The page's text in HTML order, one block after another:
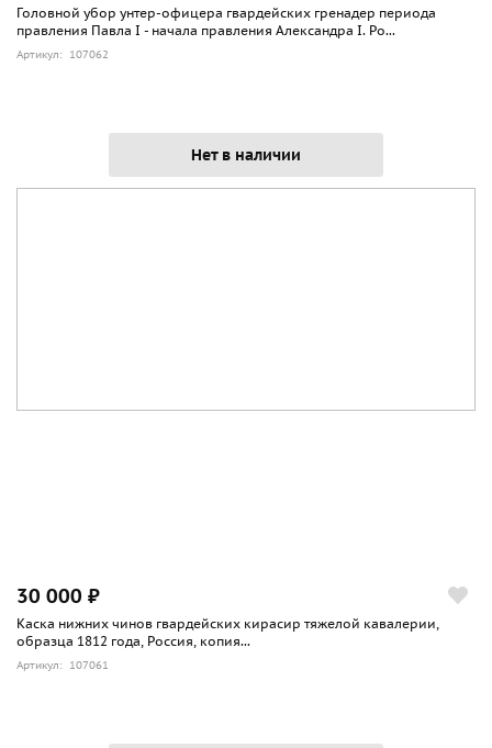
Головной убор унтер-офицера гвардейских гренадер периода
правления Павла I - начала правления Александра I. Ро...
Артикул: 107062
Нет в наличии
30 000 ₽
Каска нижних чинов гвардейских кирасир тяжелой кавалерии,
образца 1812 года, Россия, копия...
Артикул: 107061